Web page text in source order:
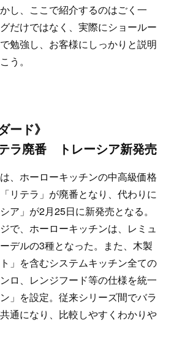
し、ここで紹介するのはごく一
だけではなく、実際にショールー
勉強し、お客様にしっかりと説明
う。
ード》
ラ廃番 トレーシア新発売
、ホーローキッチンの中高級価格
リテラ」が廃番となり、代わりに
ア」が2月25日に新発売となる。
で、ホーローキッチンは、レミュ
デルの3種となった。また、木製
」を含むシステムキッチン全ての
ロ、レンジフード等の仕様を統一
」を設定。従来シリーズ間でバラ
通になり、比較しやすくわかりや